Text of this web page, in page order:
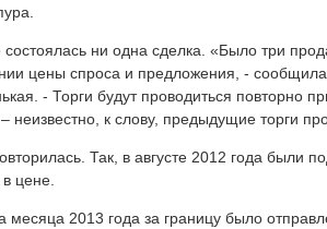
состоялась ни одна сделка. «Было три
цены спроса и предложения, -
- Торги будут проводиться повторно
неизвестно, к слову, предыдущие торги
Так, в августе 2012 года были
цене.
месяца 2013 года за границу было